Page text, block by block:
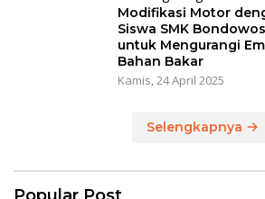
Modifikasi Motor
Siswa SMK
untuk Mengurangi
Bahan Bakar
Kamis, 24 April 2025
Selengkapnya